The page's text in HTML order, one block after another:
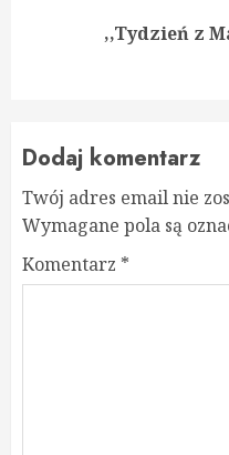
,,Tydzień z
Dodaj komentarz
Twój adres email nie
Wymagane pola są
Komentarz *